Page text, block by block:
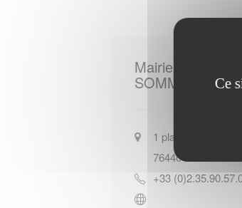
Mairie de
SOMMERY
1 place de la Mairie
76440
+33
Ce